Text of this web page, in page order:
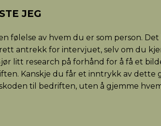
JEG
følelse av hvem du er som person.
antrekk for intervjuet, selv om du
litt research på forhånd for å få et
Kanskje du får et inntrykk av dette
til bedriften, uten å gjemme